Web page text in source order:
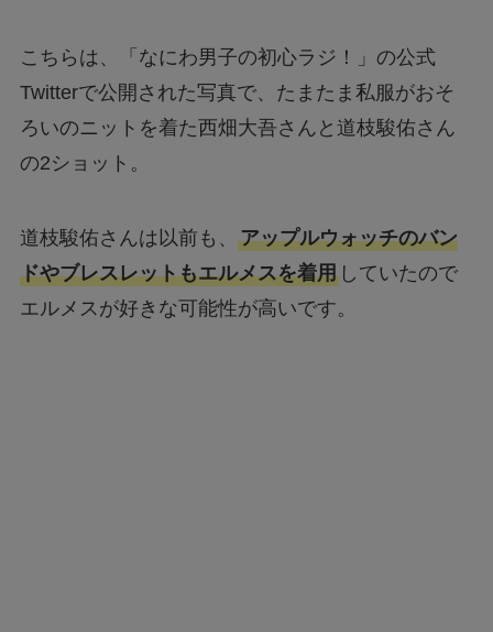
こちらは、「なにわ男子の初心ラジ！」の公式
Twitterで公開された写真で、たまたま私服がおそ
ろいのニットを着た西畑大吾さんと道枝駿佑さん
の2ショット。
道枝駿佑さんは以前も、 アップルウォッチのバン
ドやブレスレットもエルメスを着用していたので
エルメスが好きな可能性が高いです。